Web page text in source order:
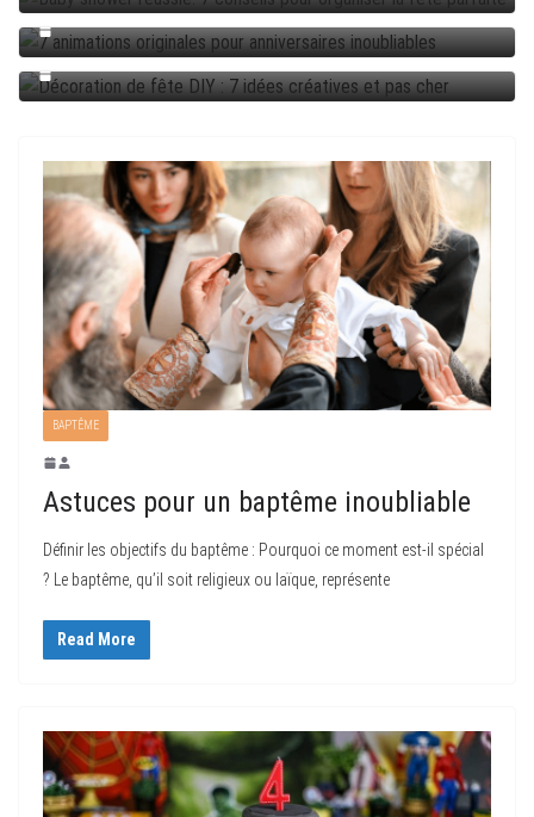
Décoration de fête DIY : 7 idées créatives et pas cher
BAPTÊME
Astuces pour un baptême inoubliable
Définir les objectifs du baptême : Pourquoi ce moment est-il spécial
? Le baptême, qu’il soit religieux ou laïque, représente
Read More